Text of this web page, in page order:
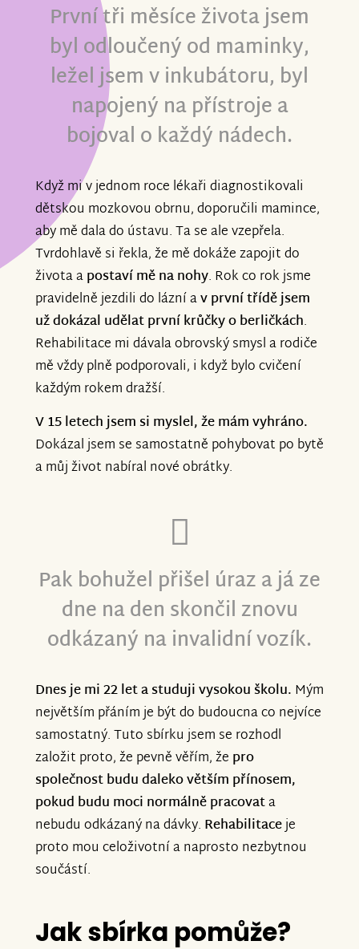
První tři měsíce života jsem
byl odloučený od maminky,
ležel jsem v inkubátoru, byl
napojený na přístroje a
bojoval o každý nádech.
Když mi v jednom roce lékaři diagnostikovali
dětskou mozkovou obrnu, doporučili mamince,
aby mě dala do ústavu. Ta se ale vzepřela.
Tvrdohlavě si řekla, že mě dokáže zapojit do
života apostaví mě na nohy. Rok co rok jsme
pravidelně jezdili do lázní av první třídě jsem
už dokázal udělat první krůčky o berličkách.
Rehabilitace mi dávala obrovský smysl a rodiče
mě vždy plně podporovali, i když bylo cvičení
každým rokem dražší.
V 15 letech jsem si myslel, že mám vyhráno.
Dokázal jsem se samostatně pohybovat po bytě
a můj život nabíral nové obrátky.
Pak bohužel přišel úraz a já ze
dne na den skončil znovu
odkázaný na invalidní vozík.
Dnes je mi 22 let a studuji vysokou školu. Mým
největším přáním je být do budoucna co nejvíce
samostatný. Tuto sbírku jsem se rozhodl
založit proto, že pevně věřím, že pro
společnost budu daleko větším přínosem,
pokud budu moci normálně pracovata
nebudu odkázaný na dávky. Rehabilitaceje
proto mou celoživotní a naprosto nezbytnou
součástí.
Jak sbírka pomůže?